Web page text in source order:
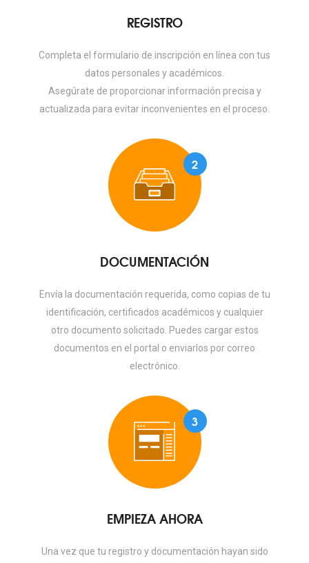
REGISTRO
Completa el formulario de inscripción en línea con tus
datos personales y académicos.
Asegúrate de proporcionar información precisa y
actualizada para evitar inconvenientes en el proceso.
2
DOCUMENTACIÓN
Envía la documentación requerida, como copias de tu
identificación, certificados académicos y cualquier
otro documento solicitado. Puedes cargar estos
documentos en el portal o enviarlos por correo
electrónico.
3
EMPIEZA AHORA
Una vez que tu registro y documentación hayan sido